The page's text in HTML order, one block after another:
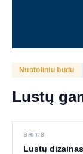
Nuotoliniu būdu
Lustų
SRITIS
Lustų dizainas